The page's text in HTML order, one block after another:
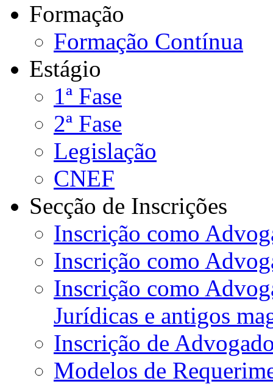
Formação
Formação Contínua
Estágio
1ª Fase
2ª Fase
Legislação
CNEF
Secção de Inscrições
Inscrição como
Inscrição como
Inscrição como
Jurídicas e antigos
Inscrição de
Modelos de